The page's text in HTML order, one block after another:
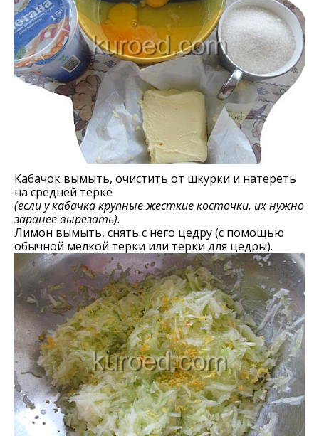
Кабачок вымыть, очистить от шкурки и натереть
на средней терке
(если у кабачка крупные жесткие косточки, их нужно
заранее вырезать).
Лимон вымыть, снять с него цедру (с помощью
обычной мелкой терки или терки для цедры).